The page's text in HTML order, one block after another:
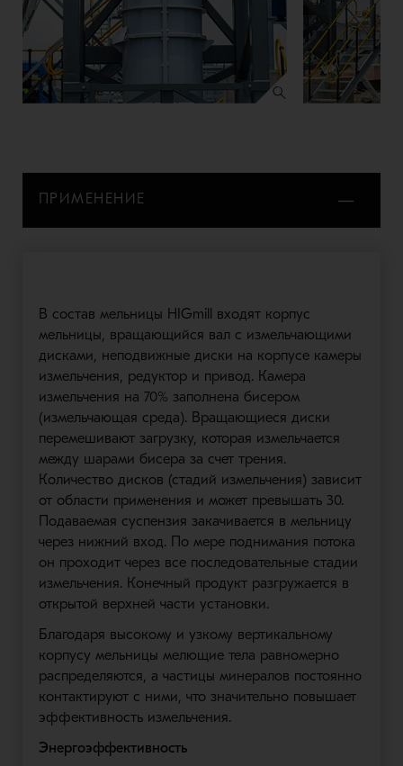
ПРИМЕНЕНИЕ
В состав мельницы HIGmill входят корпус
мельницы, вращающийся вал с измельчающими
дисками, неподвижные диски на корпусе камеры
измельчения, редуктор и привод. Камера
измельчения на 70% заполнена бисером
(измельчающая среда). Вращающиеся диски
перемешивают загрузку, которая измельчается
между шарами бисера за счет трения.
Количество дисков (стадий измельчения) зависит
от области применения и может превышать 30.
Подаваемая суспензия закачивается в мельницу
через нижний вход. По мере поднимания потока
он проходит через все последовательные стадии
измельчения. Конечный продукт разгружается в
открытой верхней части установки.
Благодаря высокому и узкому вертикальному
корпусу мельницы мелющие тела равномерно
распределяются, а частицы минералов постоянно
контактируют с ними, что значительно повышает
эффективность измельчения.
Энергоэффективность